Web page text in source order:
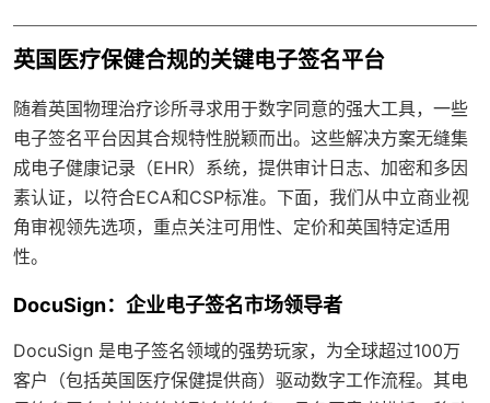
英国医疗保健合规的关键电子签名平台
随着英国物理治疗诊所寻求用于数字同意的强大工具，一些
电子签名平台因其合规特性脱颖而出。这些解决方案无缝集
成电子健康记录（EHR）系统，提供审计日志、加密和多因
素认证，以符合ECA和CSP标准。下面，我们从中立商业视
角审视领先选项，重点关注可用性、定价和英国特定适用
性。
DocuSign：企业电子签名市场领导者
DocuSign 是电子签名领域的强势玩家，为全球超过100万
客户（包括英国医疗保健提供商）驱动数字工作流程。其电